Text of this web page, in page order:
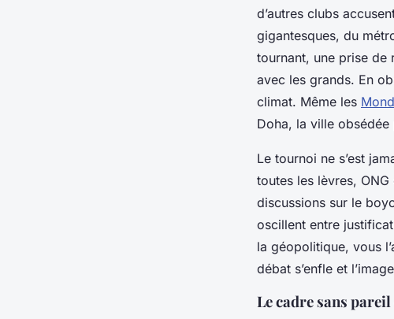
d’autres clubs
gigantesques, du
tournant, une prise de
avec les grands. En
climat. Même les
Doha, la ville
Le tournoi ne s’est
toutes les lèvres,
discussions sur le
oscillent entre
la géopolitique, vous
débat s’enfle et
Le cadre sans